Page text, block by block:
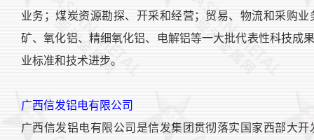
业务；煤炭资源勘探、开采和经营；贸易、物流和采购
矿、氧化铝、精细氧化铝、电解铝等一大批代表性科技成
业标准和技术进步。
广西信发铝电有限公司
广西信发铝电有限公司是信发集团贯彻落实国家西部大